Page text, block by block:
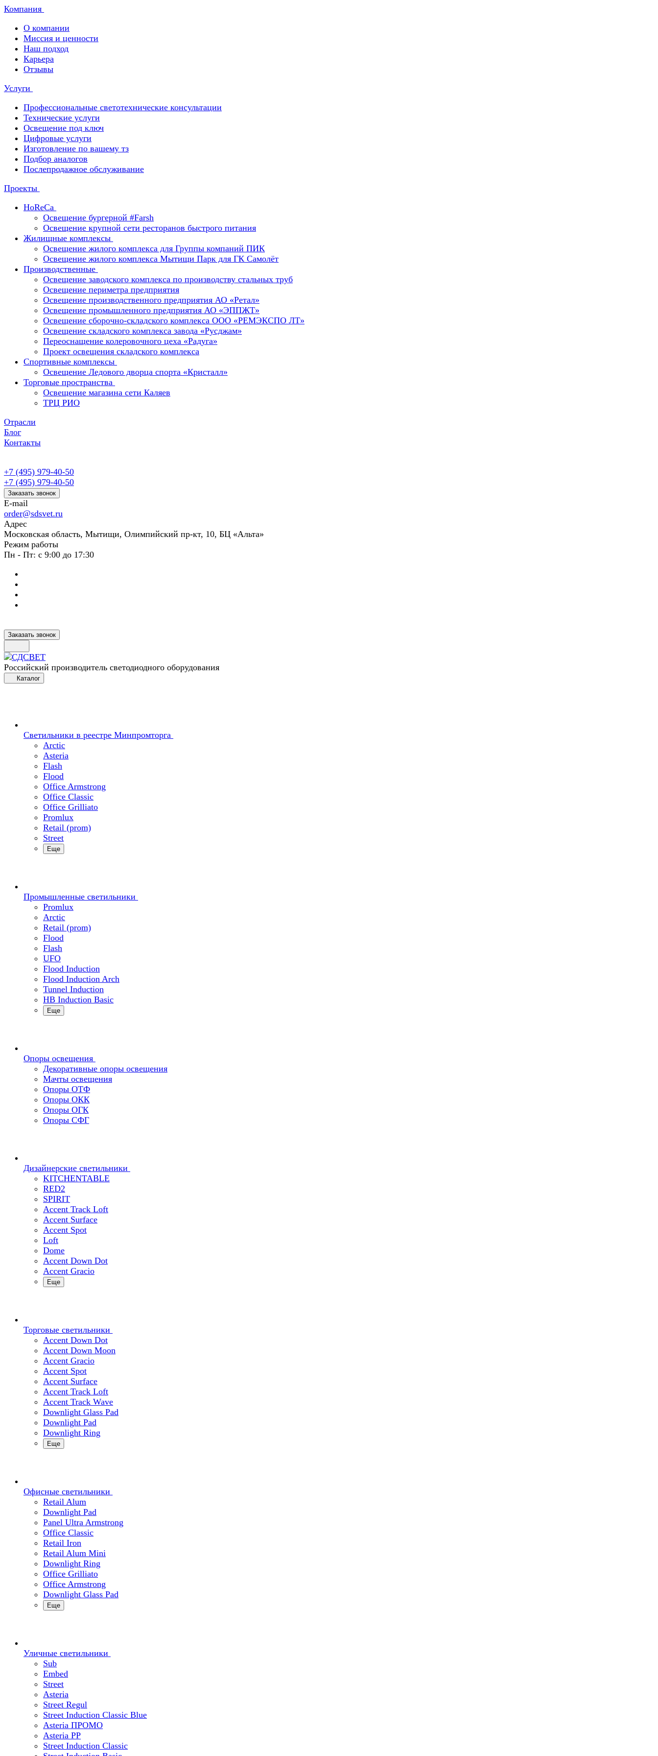
Компания
О компании
Миссия и ценности
Наш подход
Карьера
Отзывы
Услуги
Профессиональные светотехнические консультации
Технические услуги
Освещение под ключ
Цифровые услуги
Изготовление по вашему тз
Подбор аналогов
Послепродажное обслуживание
Проекты
HoReCa
Освещение бургерной #Farsh
Освещение крупной сети ресторанов быстрого питания
Жилищные комплексы
Освещение жилого комплекса для Группы компаний ПИК
Освещение жилого комплекса Мытищи Парк для ГК Самолёт
Производственные
Освещение заводского комплекса по производству стальных труб
Освещение периметра предприятия
Освещение производственного предприятия АО «Ретал»
Освещение промышленного предприятия АО «ЭППЖТ»
Освещение сборочно-складского комплекса ООО «РЕМЭКСПО ЛТ»
Освещение складского комплекса завода «Русджам»
Переоснащение колеровочного цеха «Радуга»
Проект освещения складского комплекса
Спортивные комплексы
Освещение Ледового дворца спорта «Кристалл»
Торговые пространства
Освещение магазина сети Каляев
ТРЦ РИО
Отрасли
Блог
Контакты
+7 (495) 979-40-50
+7 (495) 979-40-50
Заказать звонок
E-mail
order@sdsvet.ru
Адрес
Московская область, Мытищи, Олимпийский пр-кт, 10, БЦ «Альта»
Режим работы
Пн - Пт: с 9:00 до 17:30
Заказать звонок
Российский производитель светодиодного оборудования
Каталог
Светильники в реестре Минпромторга
Arctic
Asteria
Flash
Flood
Office Armstrong
Office Classic
Office Grilliato
Promlux
Retail (prom)
Street
Еще
Промышленные светильники
Promlux
Arctic
Retail (prom)
Flood
Flash
UFO
Flood Induction
Flood Induction Arch
Tunnel Induction
HB Induction Basic
Еще
Опоры освещения
Декоративные опоры освещения
Мачты освещения
Опоры ОТФ
Опоры ОКК
Опоры ОГК
Опоры СФГ
Дизайнерские светильники
KITCHENTABLE
RED2
SPIRIT
Accent Track Loft
Accent Surface
Accent Spot
Loft
Dome
Accent Down Dot
Accent Gracio
Еще
Торговые светильники
Accent Down Dot
Accent Down Moon
Accent Gracio
Accent Spot
Accent Surface
Accent Track Loft
Accent Track Wave
Downlight Glass Pad
Downlight Pad
Downlight Ring
Еще
Офисные светильники
Retail Alum
Downlight Pad
Panel Ultra Armstrong
Office Classic
Retail Iron
Retail Alum Mini
Downlight Ring
Office Grilliato
Office Armstrong
Downlight Glass Pad
Еще
Уличные светильники
Sub
Embed
Street
Asteria
Street Regul
Street Induction Classic Blue
Asteria ПРОМО
Asteria PP
Street Induction Classic